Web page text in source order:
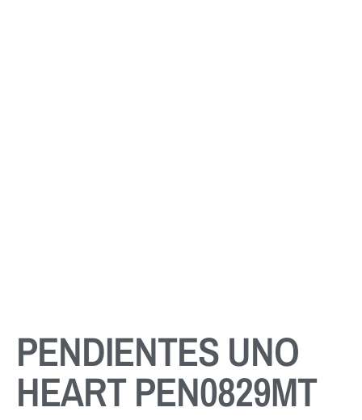
PENDIENTES UNO
HEART PEN0829MT